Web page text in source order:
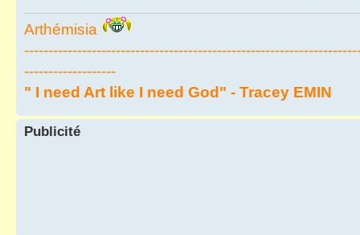
Arthémisia
-------------------
" I need Art like I need God" - Tracey EMIN
Publicité